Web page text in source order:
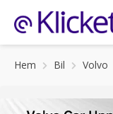
Hem Bil Volvo